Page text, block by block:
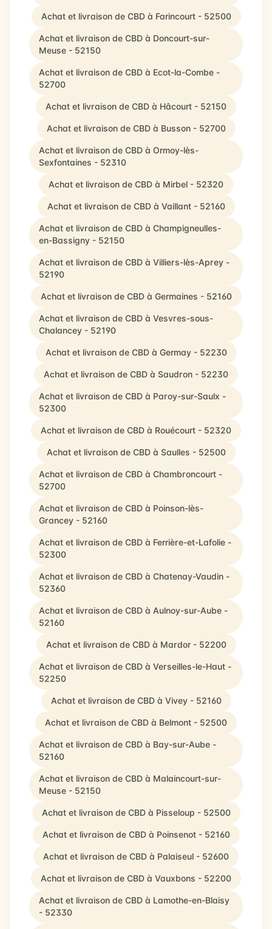
Achat et livraison de CBD à Farincourt - 52500
Achat et livraison de CBD à Doncourt-sur-
Meuse - 52150
Achat et livraison de CBD à Ecot-la-Combe -
52700
Achat et livraison de CBD à Hâcourt - 52150
Achat et livraison de CBD à Busson - 52700
Achat et livraison de CBD à Ormoy-lès-
Sexfontaines - 52310
Achat et livraison de CBD à Mirbel - 52320
Achat et livraison de CBD à Vaillant - 52160
Achat et livraison de CBD à Champigneulles-
en-Bassigny - 52150
Achat et livraison de CBD à Villiers-lès-Aprey -
52190
Achat et livraison de CBD à Germaines - 52160
Achat et livraison de CBD à Vesvres-sous-
Chalancey - 52190
Achat et livraison de CBD à Germay - 52230
Achat et livraison de CBD à Saudron - 52230
Achat et livraison de CBD à Paroy-sur-Saulx -
52300
Achat et livraison de CBD à Rouécourt - 52320
Achat et livraison de CBD à Saulles - 52500
Achat et livraison de CBD à Chambroncourt -
52700
Achat et livraison de CBD à Poinson-lès-
Grancey - 52160
Achat et livraison de CBD à Ferrière-et-Lafolie -
52300
Achat et livraison de CBD à Chatenay-Vaudin -
52360
Achat et livraison de CBD à Aulnoy-sur-Aube -
52160
Achat et livraison de CBD à Mardor - 52200
Achat et livraison de CBD à Verseilles-le-Haut -
52250
Achat et livraison de CBD à Vivey - 52160
Achat et livraison de CBD à Belmont - 52500
Achat et livraison de CBD à Bay-sur-Aube -
52160
Achat et livraison de CBD à Malaincourt-sur-
Meuse - 52150
Achat et livraison de CBD à Pisseloup - 52500
Achat et livraison de CBD à Poinsenot - 52160
Achat et livraison de CBD à Palaiseul - 52600
Achat et livraison de CBD à Vauxbons - 52200
Achat et livraison de CBD à Lamothe-en-Blaisy
- 52330